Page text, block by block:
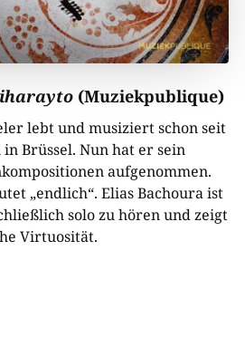
(Muziekpublique)
lebt und musiziert schon seit
Brüssel. Nun hat er sein
aufgenommen.
„endlich“. Elias Bachoura ist
solo zu hören und zeigt
Virtuosität.